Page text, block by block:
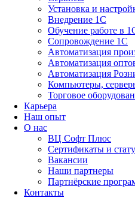
Установка и
Внедрение 1С
Обучение работе в
Сопровождение 1С
Автоматизация
Автоматизация
Автоматизация
Компьютеры,
Торговое
Карьера
Наш опыт
О нас
ВЦ Софт Плюс
Сертификаты и
Вакансии
Наши партнеры
Партнёрские
Контакты